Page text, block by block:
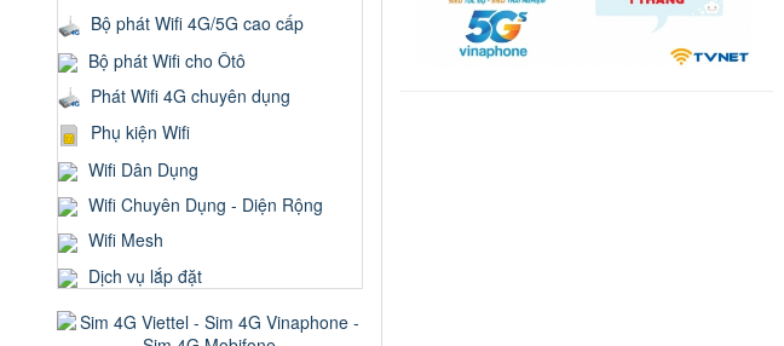
Bộ phát Wifi 4G/5G cao cấp
Bộ phát Wifi cho Ôtô
Phát Wifi 4G chuyên dụng
Phụ kiện Wifi
Wifi Dân Dụng
Wifi Chuyên Dụng - Diện Rộng
Wifi Mesh
Dịch vụ lắp đặt